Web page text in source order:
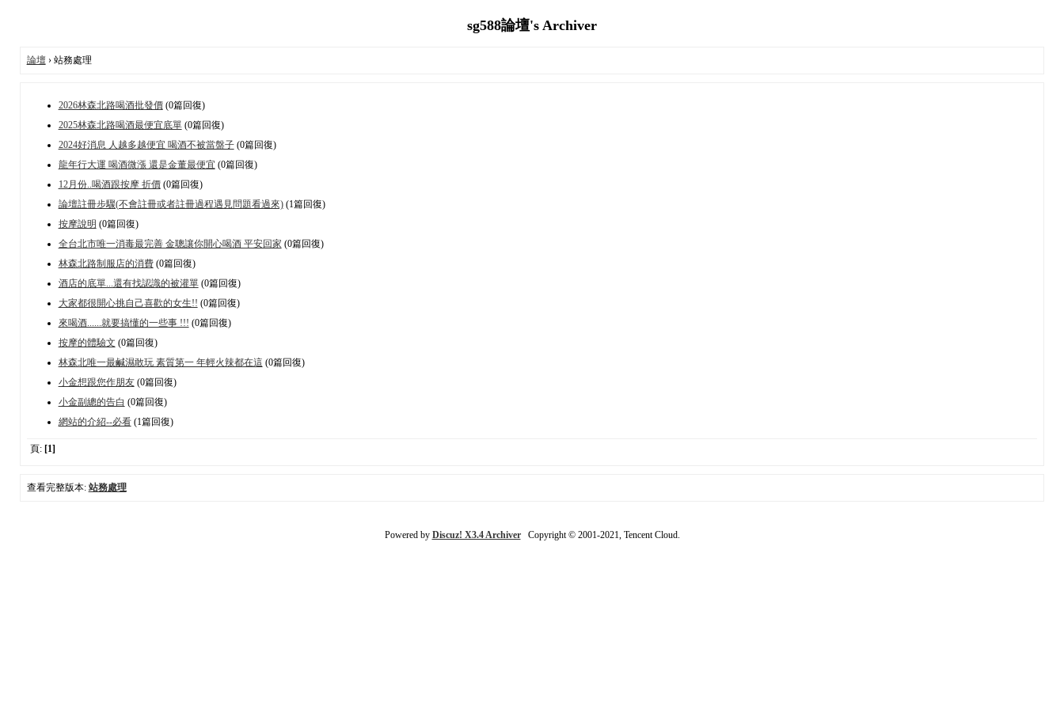
sg588論壇's Archiver
論壇› 站務處理
2026林森北路喝酒批發價(0篇回復)
2025林森北路喝酒最便宜底單(0篇回復)
2024好消息 人越多越便宜 喝酒不被當盤子(0篇回復)
龍年行大運 喝酒微漲 還是金董最便宜 (0篇回復)
12月份..喝酒跟按摩 折價(0篇回復)
論壇註冊步驟(不會註冊或者註冊過程遇見問題看過來)(1篇回復)
按摩說明 (0篇回復)
全台北市唯一消毒最完善 金聰讓你開心喝酒 平安回家 (0篇回復)
林森北路制服店的消費(0篇回復)
酒店的底單...還有找認識的被灌單(0篇回復)
大家都很開心挑自己喜歡的女生!! (0篇回復)
來喝酒......就要搞懂的一些事 !!! (0篇回復)
按摩的體驗文 (0篇回復)
林森北唯一最鹹濕敢玩 素質第一 年輕火辣都在這 (0篇回復)
小金想跟您作朋友(0篇回復)
小金副總的告白 (0篇回復)
網站的介紹--必看(1篇回復)
頁: [1]
查看完整版本: 站務處理
Powered by Discuz! X3.4 ArchiverCopyright © 2001-2021, Tencent Cloud.